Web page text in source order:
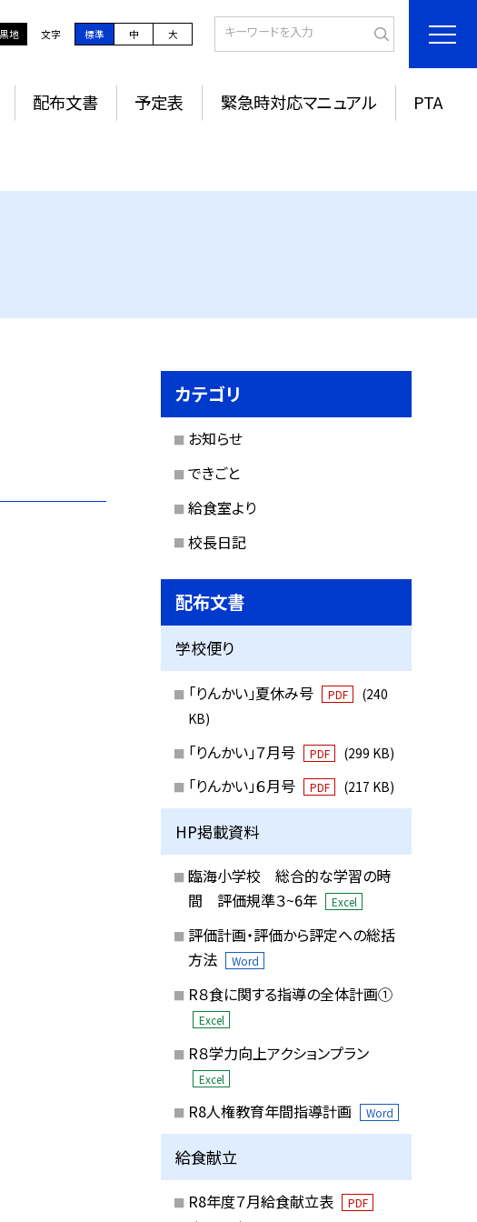
黒地 文字 標準 中 大
配布文書 予定表 緊急時対応マニュアル PTA
カテゴリ
お知らせ
できごと
給食室より
校長日記
配布文書
学校便り
「りんかい」夏休み号 PDF
(240
KB)
「りんかい」７月号 PDF (299 KB)
「りんかい」６月号 PDF (217 KB)
HP掲載資料
臨海小学校 総合的な学習の時
間 評価規準３~6年
Excel
評価計画・評価から評定への総括
方法
Word
R８食に関する指導の全体計画①
Excel
R８学力向上アクションプラン
Excel
R8人権教育年間指導計画 Word
給食献立
R8年度７月給食献立表 PDF